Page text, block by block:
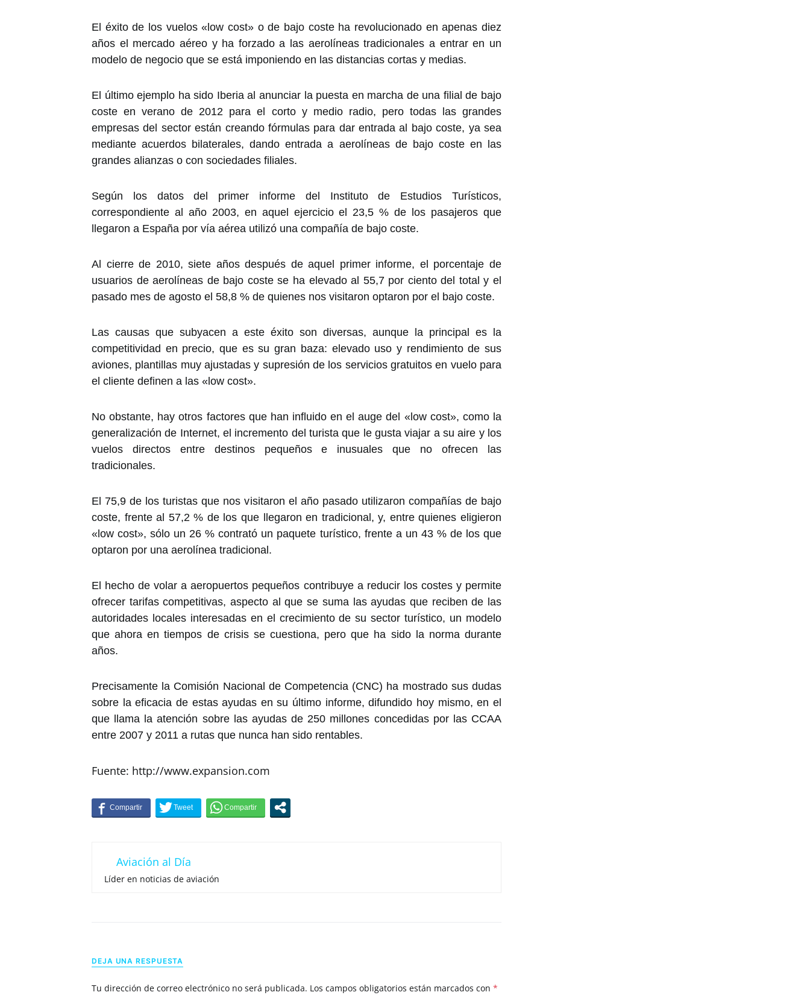
El éxito de los vuelos «low cost» o de bajo coste ha revolucionado en apenas diez
años el mercado aéreo y ha forzado a las aerolíneas tradicionales a entrar en un
modelo de negocio que se está imponiendo en las distancias cortas y medias.
El último ejemplo ha sido Iberia al anunciar la puesta en marcha de una filial de bajo
coste en verano de 2012 para el corto y medio radio, pero todas las grandes
empresas del sector están creando fórmulas para dar entrada al bajo coste, ya sea
mediante acuerdos bilaterales, dando entrada a aerolíneas de bajo coste en las
grandes alianzas o con sociedades filiales.
Según los datos del primer informe del Instituto de Estudios Turísticos,
correspondiente al año 2003, en aquel ejercicio el 23,5 % de los pasajeros que
llegaron a España por vía aérea utilizó una compañía de bajo coste.
Al cierre de 2010, siete años después de aquel primer informe, el porcentaje de
usuarios de aerolíneas de bajo coste se ha elevado al 55,7 por ciento del total y el
pasado mes de agosto el 58,8 % de quienes nos visitaron optaron por el bajo coste.
Las causas que subyacen a este éxito son diversas, aunque la principal es la
competitividad en precio, que es su gran baza: elevado uso y rendimiento de sus
aviones, plantillas muy ajustadas y supresión de los servicios gratuitos en vuelo para
el cliente definen a las «low cost».
No obstante, hay otros factores que han influido en el auge del «low cost», como la
generalización de Internet, el incremento del turista que le gusta viajar a su aire y los
vuelos directos entre destinos pequeños e inusuales que no ofrecen las
tradicionales.
El 75,9 de los turistas que nos visitaron el año pasado utilizaron compañías de bajo
coste, frente al 57,2 % de los que llegaron en tradicional, y, entre quienes eligieron
«low cost», sólo un 26 % contrató un paquete turístico, frente a un 43 % de los que
optaron por una aerolínea tradicional.
El hecho de volar a aeropuertos pequeños contribuye a reducir los costes y permite
ofrecer tarifas competitivas, aspecto al que se suma las ayudas que reciben de las
autoridades locales interesadas en el crecimiento de su sector turístico, un modelo
que ahora en tiempos de crisis se cuestiona, pero que ha sido la norma durante
años.
Precisamente la Comisión Nacional de Competencia (CNC) ha mostrado sus dudas
sobre la eficacia de estas ayudas en su último informe, difundido hoy mismo, en el
que llama la atención sobre las ayudas de 250 millones concedidas por las CCAA
entre 2007 y 2011 a rutas que nunca han sido rentables.
Fuente: http://www.expansion.com
Aviación al Día
Líder en noticias de aviación
DEJA UNA RESPUESTA
Tu dirección de correo electrónico no será publicada. Los campos obligatorios están marcados con *